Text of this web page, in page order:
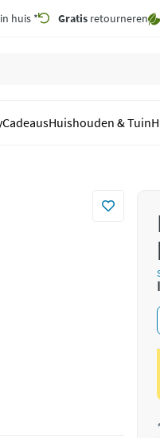
huis * Gratis retourneren
CadeausHuishouden & Tuin